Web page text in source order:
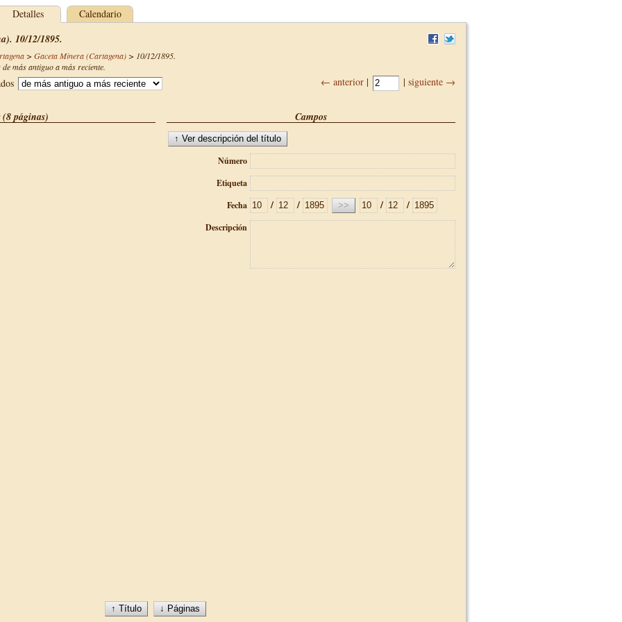
Detalles Calendario
10/12/1895.
> Gaceta Minera (Cartagena)> 10/12/1895.
más antiguo a más reciente.
← anterior | | siguiente →
páginas) Campos
Número
Etiqueta
Fecha
/ / / /
Descripción